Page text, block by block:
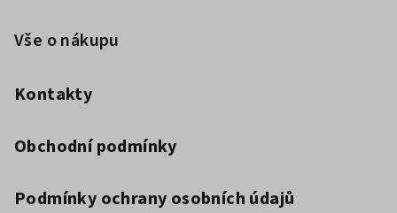
Vše o nákupu
Kontakty
Obchodní podmínky
Podmínky ochrany osobních údajů